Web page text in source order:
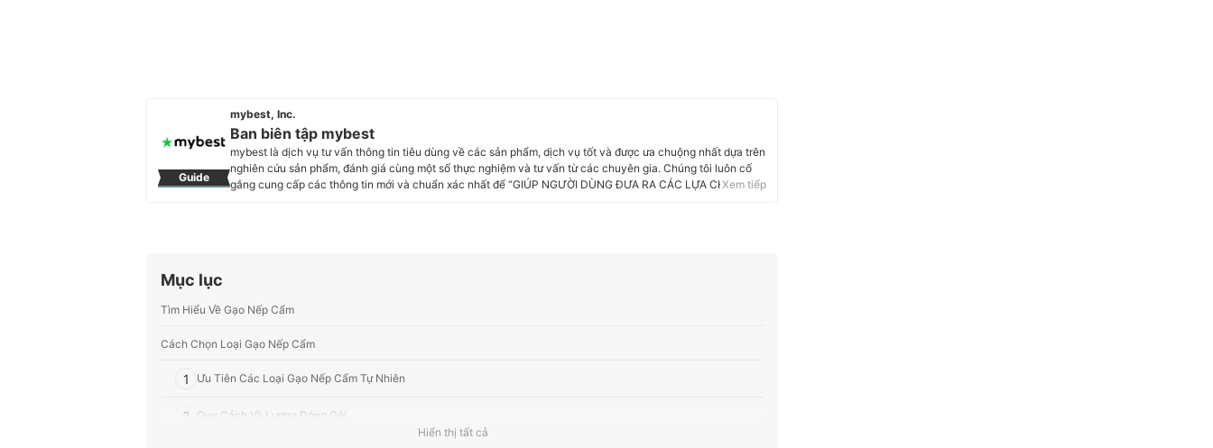
Guide
mybest, Inc.
Ban biên tập mybest
mybest là dịch vụ tư vấn thông tin tiêu dùng về các sản phẩm, dịch vụ tốt và được ưa chuộng nhất dựa trên
nghiên cứu sản phẩm, đánh giá cùng một số thực nghiệm và tư vấn từ các chuyên gia. Chúng tôi luôn cố
gắng cung cấp các thông tin mới và chuẩn xác nhất để “GIÚP NGƯỜI DÙNG ĐƯA RA CÁC LỰA CHỌN”Xem tiếp
Mục lục
Tìm Hiểu Về Gạo Nếp Cẩm
Cách Chọn Loại Gạo Nếp Cẩm
1 Ưu Tiên Các Loại Gạo Nếp Cẩm Tự Nhiên
2 Quy Cách Và Lượng Đóng Gói
Hiển thị tất cả